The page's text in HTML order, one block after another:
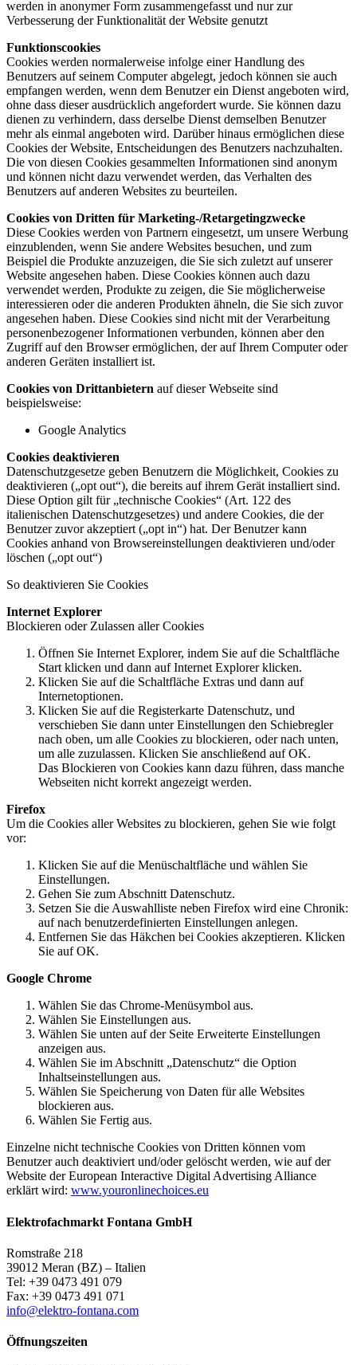
werden in anonymer Form zusammengefasst und nur zur
Verbesserung der Funktionalität der Website genutzt
Funktionscookies
Cookies werden normalerweise infolge einer Handlung des
Benutzers auf seinem Computer abgelegt, jedoch können sie auch
empfangen werden, wenn dem Benutzer ein Dienst angeboten wird,
ohne dass dieser ausdrücklich angefordert wurde. Sie können dazu
dienen zu verhindern, dass derselbe Dienst demselben Benutzer
mehr als einmal angeboten wird. Darüber hinaus ermöglichen diese
Cookies der Website, Entscheidungen des Benutzers nachzuhalten.
Die von diesen Cookies gesammelten Informationen sind anonym
und können nicht dazu verwendet werden, das Verhalten des
Benutzers auf anderen Websites zu beurteilen.
Cookies von Dritten für Marketing-/Retargetingzwecke
Diese Cookies werden von Partnern eingesetzt, um unsere Werbung
einzublenden, wenn Sie andere Websites besuchen, und zum
Beispiel die Produkte anzuzeigen, die Sie sich zuletzt auf unserer
Website angesehen haben. Diese Cookies können auch dazu
verwendet werden, Produkte zu zeigen, die Sie möglicherweise
interessieren oder die anderen Produkten ähneln, die Sie sich zuvor
angesehen haben. Diese Cookies sind nicht mit der Verarbeitung
personenbezogener Informationen verbunden, können aber den
Zugriff auf den Browser ermöglichen, der auf Ihrem Computer oder
anderen Geräten installiert ist.
Cookies von Drittanbietern auf dieser Webseite sind
beispielsweise:
Google Analytics
Cookies deaktivieren
Datenschutzgesetze geben Benutzern die Möglichkeit, Cookies zu
deaktivieren („opt out“), die bereits auf ihrem Gerät installiert sind.
Diese Option gilt für „technische Cookies“ (Art. 122 des
italienischen Datenschutzgesetzes) und andere Cookies, die der
Benutzer zuvor akzeptiert („opt in“) hat. Der Benutzer kann
Cookies anhand von Browsereinstellungen deaktivieren und/oder
löschen („opt out“)
So deaktivieren Sie Cookies
Internet Explorer
Blockieren oder Zulassen aller Cookies
Öffnen Sie Internet Explorer, indem Sie auf die Schaltfläche
Start klicken und dann auf Internet Explorer klicken.
Klicken Sie auf die Schaltfläche Extras und dann auf
Internetoptionen.
Klicken Sie auf die Registerkarte Datenschutz, und
verschieben Sie dann unter Einstellungen den Schiebregler
nach oben, um alle Cookies zu blockieren, oder nach unten,
um alle zuzulassen. Klicken Sie anschließend auf OK.
Das Blockieren von Cookies kann dazu führen, dass manche
Webseiten nicht korrekt angezeigt werden.
Firefox
Um die Cookies aller Websites zu blockieren, gehen Sie wie folgt
vor:
Klicken Sie auf die Menüschaltfläche und wählen Sie
Einstellungen.
Gehen Sie zum Abschnitt Datenschutz.
Setzen Sie die Auswahlliste neben Firefox wird eine Chronik:
auf nach benutzerdefinierten Einstellungen anlegen.
Entfernen Sie das Häkchen bei Cookies akzeptieren. Klicken
Sie auf OK.
Google Chrome
Wählen Sie das Chrome-Menüsymbol aus.
Wählen Sie Einstellungen aus.
Wählen Sie unten auf der Seite Erweiterte Einstellungen
anzeigen aus.
Wählen Sie im Abschnitt „Datenschutz“ die Option
Inhaltseinstellungen aus.
Wählen Sie Speicherung von Daten für alle Websites
blockieren aus.
Wählen Sie Fertig aus.
Einzelne nicht technische Cookies von Dritten können vom
Benutzer auch deaktiviert und/oder gelöscht werden, wie auf der
Website der European Interactive Digital Advertising Alliance
erklärt wird: www.youronlinechoices.eu
Elektrofachmarkt Fontana GmbH
Romstraße 218
39012 Meran (BZ) – Italien
Tel: +39 0473 491 079
Fax: +39 0473 491 071
info@elektro-fontana.com
Öffnungszeiten